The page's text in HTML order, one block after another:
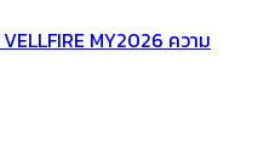
MY2026 ความ